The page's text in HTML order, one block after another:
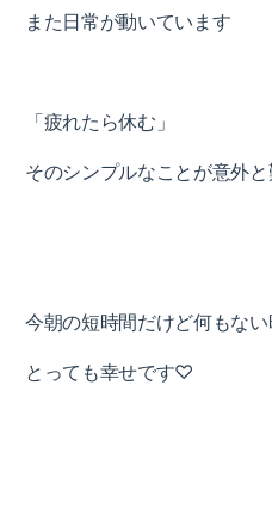
また日常が動いています
「疲れたら休む」
そのシンプルなことが意外
今朝の短時間だけど何もな
とっても幸せです♡